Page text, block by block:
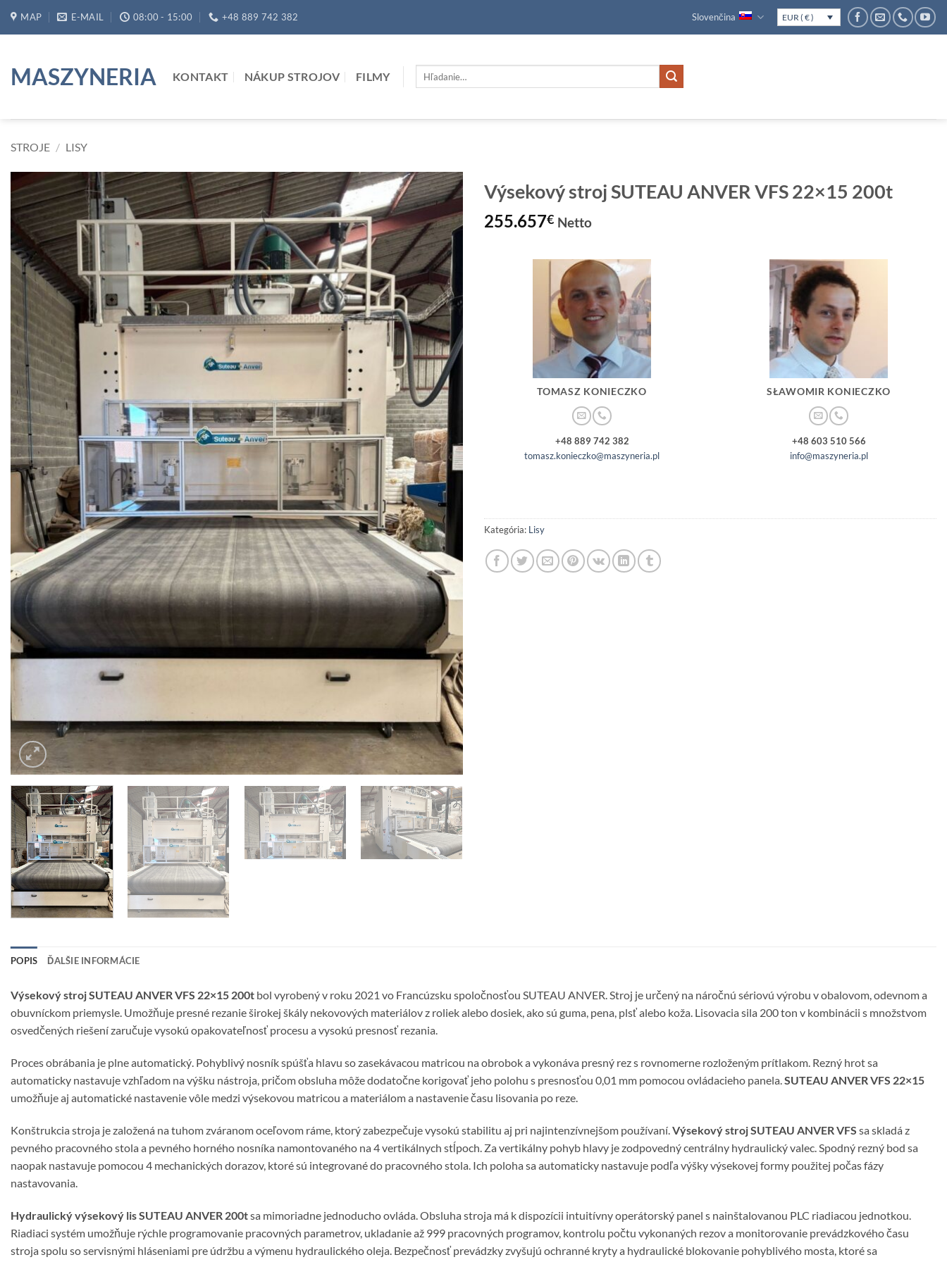
MAP E-MAIL 08:00 - 15:00 +48 889 742 382 Slovenčina EUR ( € )
MASZYNERIA KONTAKT NÁKUP STROJOV FILMY Hľadať:
STROJE / LISY
Výsekový stroj SUTEAU ANVER VFS 22×15 200t
255.657€ Netto
TOMASZ KONIECZKO
+48 889 742 382
tomasz.konieczko@maszyneria.pl
SŁAWOMIR KONIECZKO
+48 603 510 566
info@maszyneria.pl
Kategória: Lisy
POPIS ĎALŠIE INFORMÁCIE
Výsekový stroj SUTEAU ANVER VFS 22×15 200t bol vyrobený v roku 2021 vo Francúzsku spoločnosťou SUTEAU ANVER. Stroj je určený na náročnú sériovú výrobu v obalovom, odevnom a
obuvníckom priemysle. Umožňuje presné rezanie širokej škály nekovových materiálov z roliek alebo dosiek, ako sú guma, pena, plsť alebo koža. Lisovacia sila 200 ton v kombinácii s množstvom
osvedčených riešení zaručuje vysokú opakovateľnosť procesu a vysokú presnosť rezania.
Proces obrábania je plne automatický. Pohyblivý nosník spúšťa hlavu so zasekávacou matricou na obrobok a vykonáva presný rez s rovnomerne rozloženým prítlakom. Rezný hrot sa
automaticky nastavuje vzhľadom na výšku nástroja, pričom obsluha môže dodatočne korigovať jeho polohu s presnosťou 0,01 mm pomocou ovládacieho panela.SUTEAU ANVER VFS 22×15
umožňuje aj automatické nastavenie vôle medzi výsekovou matricou a materiálom a nastavenie času lisovania po reze.
Konštrukcia stroja je založená na tuhom zváranom oceľovom ráme, ktorý zabezpečuje vysokú stabilitu aj pri najintenzívnejšom používaní.Výsekový stroj SUTEAU ANVER VFS sa skladá z
pevného pracovného stola a pevného horného nosníka namontovaného na 4 vertikálnych stĺpoch. Za vertikálny pohyb hlavy je zodpovedný centrálny hydraulický valec. Spodný rezný bod sa
naopak nastavuje pomocou 4 mechanických dorazov, ktoré sú integrované do pracovného stola. Ich poloha sa automaticky nastavuje podľa výšky výsekovej formy použitej počas fázy
nastavovania.
Hydraulický výsekový lis SUTEAU ANVER 200tsa mimoriadne jednoducho ovláda. Obsluha stroja má k dispozícii intuitívny operátorský panel s nainštalovanou PLC riadiacou jednotkou.
Riadiaci systém umožňuje rýchle programovanie pracovných parametrov, ukladanie až 999 pracovných programov, kontrolu počtu vykonaných rezov a monitorovanie prevádzkového času
stroja spolu so servisnými hláseniami pre údržbu a výmenu hydraulického oleja. Bezpečnosť prevádzky zvyšujú ochranné kryty a hydraulické blokovanie pohyblivého mosta, ktoré sa